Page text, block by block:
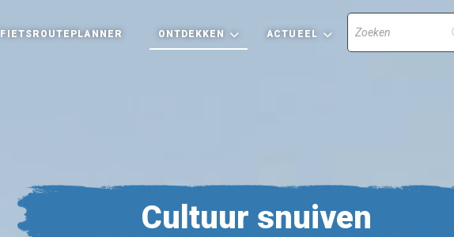
FIETSROUTEPLANNER ONTDEKKEN ACTUEEL
Cultuur snuiven